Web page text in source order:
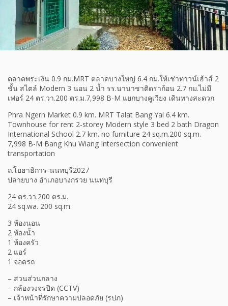
ตลาดพระเงิน 0.9 กม.MRT ตลาดบางใหญ่ 6.4 กม.ให้เช่าทาวน์เฮ้าส์ 2
ชั้น สไตล์ Modern 3 นอน 2 น้ำ รร.นานาชาติดราก้อน 2.7 กม.ไม่มี
เฟอร์ 24 ตร.วา.200 ตร.ม.7,998 B-M แยกบางคูเวียง เดินทางสะดวก
Phra Ngern Market 0.9 km. MRT Talat Bang Yai 6.4 km.
Townhouse for rent 2-storey Modern style 3 bed 2 bath Dragon
International School 2.7 km. no furniture 24 sq.m.200 sq.m.
7,998 B-M Bang Khu Wiang Intersection convenient
transportation
ถ.โยธาธิการ-นนทบุรี2027
ปลายบาง อำเภอบางกรวย นนทบุรี
24 ตร.วา.200 ตร.ม.
24 sq.wa. 200 sq.m.
3 ห้องนอน
2 ห้องน้ำ
1 ห้องครัว
2 แอร์
1 จอดรถ
– สวนส่วนกลาง
– กล้องวงจรปิด (CCTV)
– เจ้าหน้าที่รักษาความปลอดภัย (รปภ)